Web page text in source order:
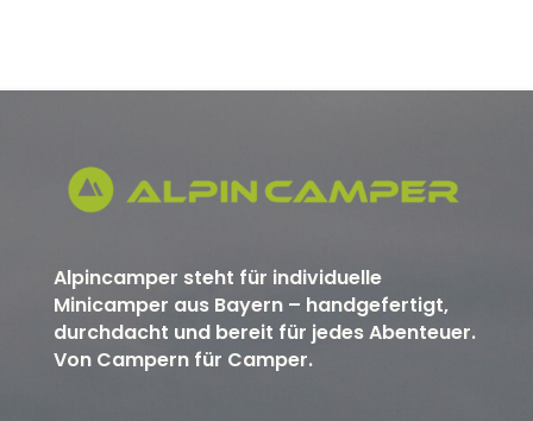
Alpincamper steht für individuelle
Minicamper aus Bayern – handgefertigt,
durchdacht und bereit für jedes Abenteuer.
Von Campern für Camper.